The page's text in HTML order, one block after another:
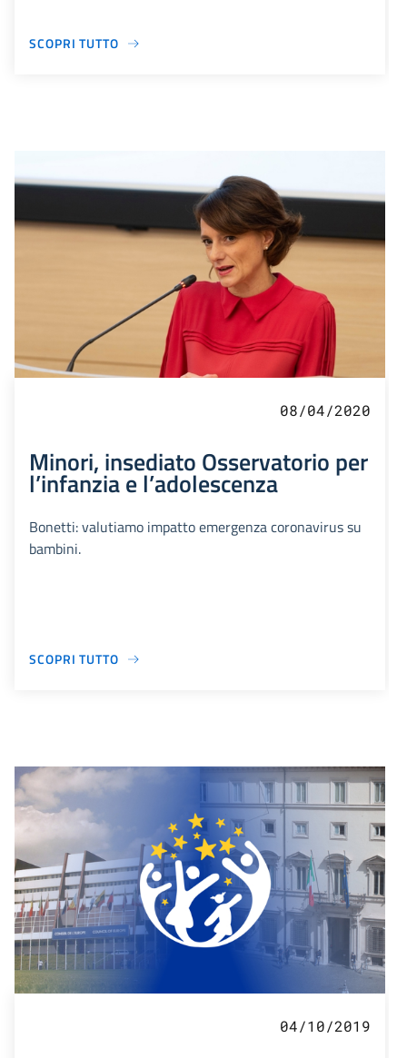
SCOPRI TUTTO
08/04/2020
Minori, insediato Osservatorio per
l’infanzia e l’adolescenza
Bonetti: valutiamo impatto emergenza coronavirus su
bambini.
SCOPRI TUTTO
04/10/2019